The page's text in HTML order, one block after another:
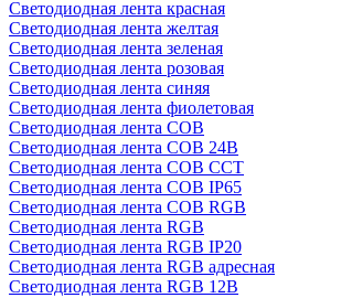
Светодиодная лента красная
Светодиодная лента желтая
Светодиодная лента зеленая
Светодиодная лента розовая
Светодиодная лента синяя
Светодиодная лента фиолетовая
Светодиодная лента COB
Светодиодная лента COB 24В
Светодиодная лента COB CCT
Светодиодная лента COB IP65
Светодиодная лента COB RGB
Светодиодная лента RGB
Светодиодная лента RGB IP20
Светодиодная лента RGB адресная
Светодиодная лента RGB 12В